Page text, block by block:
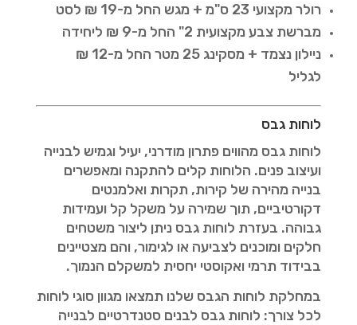
רולר מקצועי 23 ס"מ + מגש החל מ-19 ₪ לסט
מברשת צבע מקצועית 2" החל מ-9 ₪ ליחידה
ניילון נצמד + מסקינג 25 מטר החל מ-12 ₪
לגליל
לוחות גבס
לוחות גבס מהווים פתרון מודרני, יעיל וגמיש לבנייה
ועיצוב פנים. הלוחות קלים להתקנה ומאפשרים
בנייה מהירה של קירות, תקרות ואלמנטים
דקורטיביים, תוך שמירה על משקל קל ועמידות
גבוהה. בעזרת לוחות גבס ניתן ליצור משטחים
חלקים ומוכנים לצביעה או לגימור, והם מצטיינים
בבידוד תרמי ואקוסטי יחסית למשקלם הנמוך.
במחלקת לוחות הגבס שלנו תמצאו מגוון סוגי לוחות
לכל צורך: לוחות גבס לבנים סטנדרטיים לבנייה